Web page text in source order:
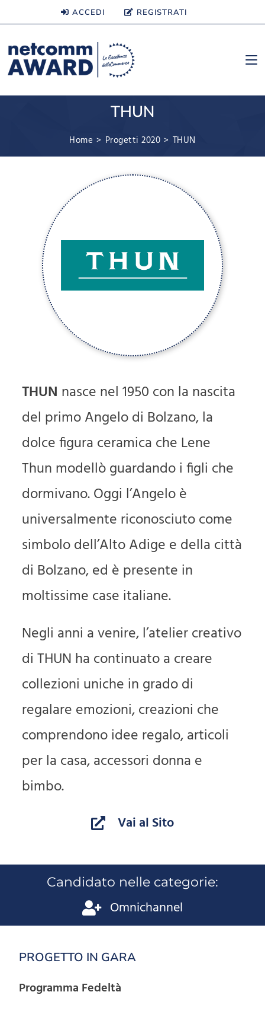
ACCEDI REGISTRATI
THUN
Home > Progetti 2020 > THUN
THUN nasce nel 1950 con la nascita
del primo Angelo di Bolzano, la
dolce figura ceramica che Lene
Thun modellò guardando i figli che
dormivano. Oggi l’Angelo è
universalmente riconosciuto come
simbolo dell’Alto Adige e della città
di Bolzano, ed è presente in
moltissime case italiane.
Negli anni a venire, l’atelier creativo
di THUN ha continuato a creare
collezioni uniche in grado di
regalare emozioni, creazioni che
comprendono idee regalo, articoli
per la casa, accessori donna e
bimbo.
Vai al Sito
Candidato nelle categorie:
Omnichannel
PROGETTO IN GARA
Programma Fedeltà